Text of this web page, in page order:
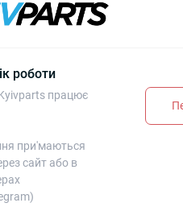
роботи
працює
при'маються
сайт або в